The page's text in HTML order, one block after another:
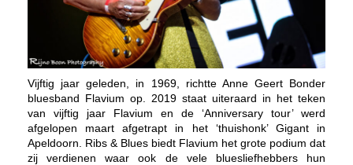
Vijftig jaar geleden, in 1969, richtte Anne Geert Bonder
bluesband Flavium op. 2019 staat uiteraard in het teken
van vijftig jaar Flavium en de ‘Anniversary tour’ werd
afgelopen maart afgetrapt in het ‘thuishonk’ Gigant in
Apeldoorn. Ribs & Blues biedt Flavium het grote podium dat
zij verdienen waar ook de vele bluesliefhebbers hun